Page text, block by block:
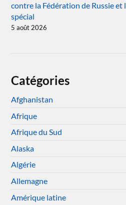
contre la Fédération de Russie et
spécial
5 août 2026
Catégories
Afghanistan
Afrique
Afrique du Sud
Alaska
Algérie
Allemagne
Amérique latine